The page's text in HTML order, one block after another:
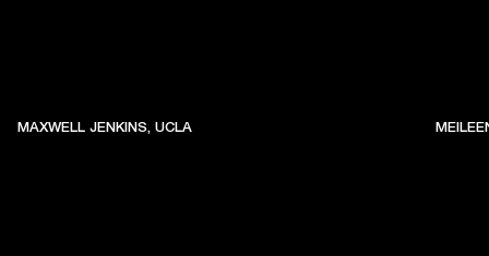
MAXWELL JENKINS, UCLA